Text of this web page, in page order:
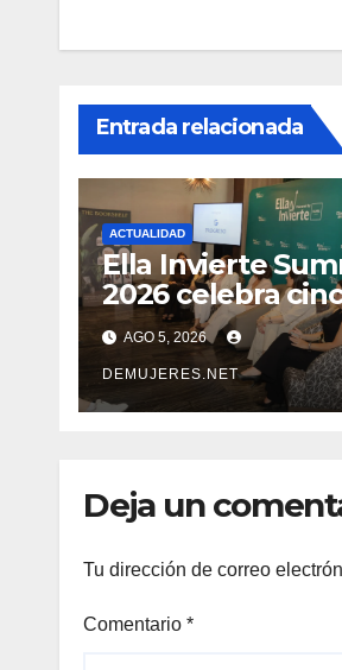
Entrada relacionada
ACTUALIDAD
Ella Invierte
2026 celebra
añosimpulsando
las mujeres a
construir su
independencia
AGO 5, 2026
DEMUJERES.NET
Deja un
Tu dirección de correo
Comentario *